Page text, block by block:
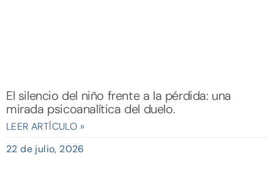
El silencio del niño frente a la pérdida: una
mirada psicoanalítica del duelo.
LEER ARTÍCULO »
22 de julio, 2026